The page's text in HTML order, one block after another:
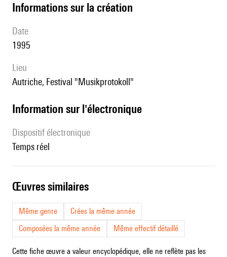
informations sur la création
date
1995
lieu
Autriche, Festival "Musikprotokoll"
Information sur l'électronique
Dispositif électronique
temps réel
œuvres similaires
Même genre
Crées la même année
Composées la même année
Même effectif détaillé
Cette fiche œuvre a valeur encyclopédique, elle ne reflète pas les